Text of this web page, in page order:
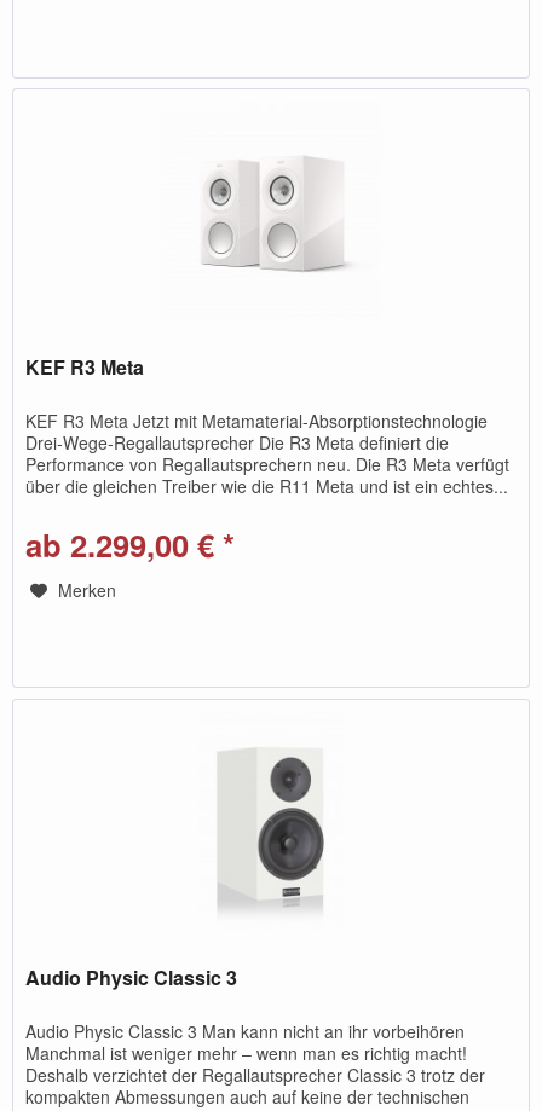
KEF R3 Meta
KEF R3 Meta Jetzt mit Metamaterial-Absorptionstechnologie
Drei-Wege-Regallautsprecher Die R3 Meta definiert die
Performance von Regallautsprechern neu. Die R3 Meta verfügt
über die gleichen Treiber wie die R11 Meta und ist ein echtes...
ab 2.299,00 € *
Merken
Audio Physic Classic 3
Audio Physic Classic 3 Man kann nicht an ihr vorbeihören
Manchmal ist weniger mehr – wenn man es richtig macht!
Deshalb verzichtet der Regallautsprecher Classic 3 trotz der
kompakten Abmessungen auch auf keine der technischen